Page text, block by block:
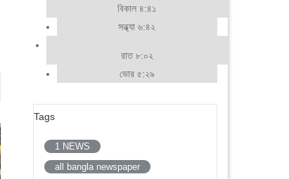
বিকাল ৪:৪১
সন্ধ্যা ৬:৪২
রাত ৮:০২
ভোর ৫:২৯
Tags
1 NEWS
all bangla newspaper